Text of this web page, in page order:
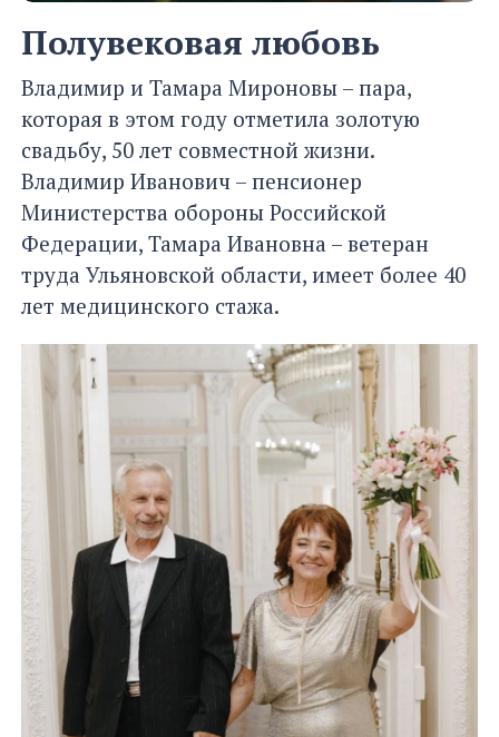
Полувековая любовь
Владимир и Тамара Мироновы – пара,
которая в этом году отметила золотую
свадьбу, 50 лет совместной жизни.
Владимир Иванович – пенсионер
Министерства обороны Российской
Федерации, Тамара Ивановна – ветеран
труда Ульяновской области, имеет более 40
лет медицинского стажа.